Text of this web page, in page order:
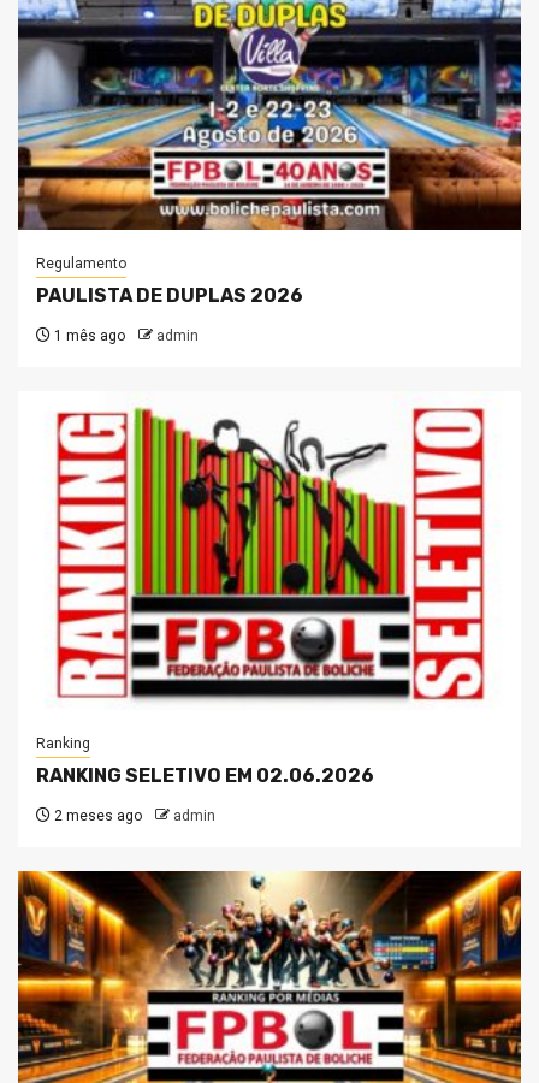
Regulamento
PAULISTA DE DUPLAS 2026
1 mês ago admin
Ranking
RANKING SELETIVO EM 02.06.2026
2 meses ago admin